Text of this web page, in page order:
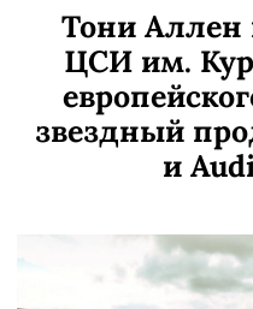
Тони Аллен
ЦСИ им.
звездный
и